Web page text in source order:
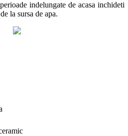
indelungate de acasa inchideti
la sursa de apa.